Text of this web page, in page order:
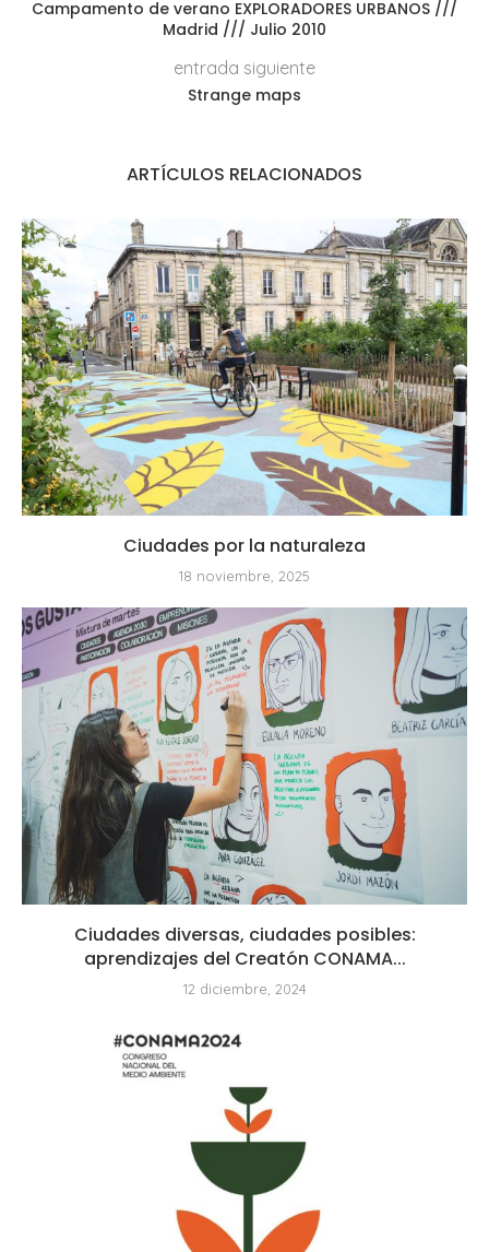
Campamento de verano EXPLORADORES URBANOS ///
Madrid /// Julio 2010
entrada siguiente
Strange maps
ARTÍCULOS RELACIONADOS
Ciudades por la naturaleza
18 noviembre, 2025
Ciudades diversas, ciudades posibles:
aprendizajes del Creatón CONAMA...
12 diciembre, 2024